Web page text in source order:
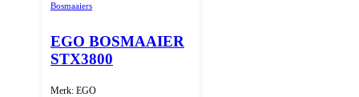
Bosmaaiers
EGO BOSMAAIER
STX3800
Merk: EGO